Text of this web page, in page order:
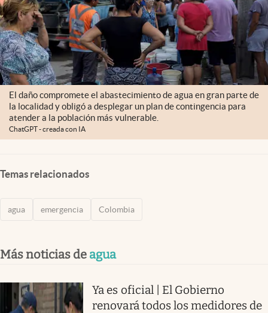
El daño compromete el abastecimiento de agua en gran parte de
la localidad y obligó a desplegar un plan de contingencia para
atender a la población más vulnerable.
ChatGPT - creada con IA
Temas relacionados
agua emergencia Colombia
Más noticias de agua
Ya es oficial | El Gobierno
renovará todos los medidores de